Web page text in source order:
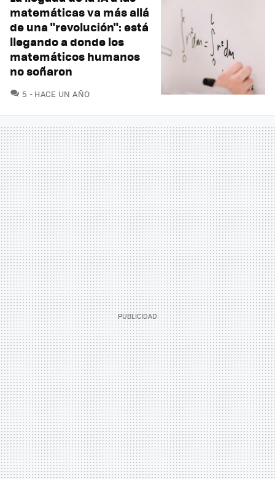
matemáticas va más allá
de una "revolución": está
llegando a donde los
matemáticos humanos
no soñaron
5 COMENTARIOS
HACE UN AÑO